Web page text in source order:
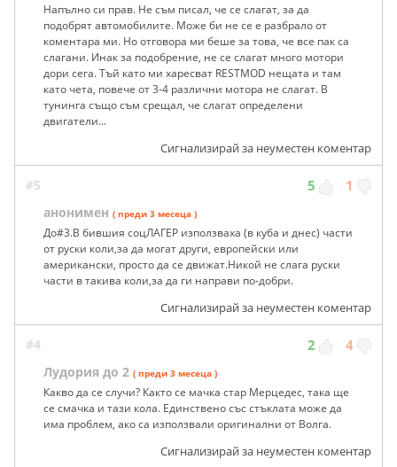
Напълно си прав. Не съм писал, че се слагат, за да
подобрят автомобилите. Може би не се е разбрало от
коментара ми. Но отговора ми беше за това, че все пак са
слагани. Инак за подобрение, не се слагат много мотори
дори сега. Тъй като ми харесват RESTMOD нещата и там
като чета, повече от 3-4 различни мотора не слагат. В
тунинга също съм срещал, че слагат определени
двигатели...
Сигнализирай за неуместен коментар
#5 5 1
анонимен ( преди 3 месеца )
До#3.В бившия соцЛАГЕР използваха (в куба и днес) части
от руски коли,за да могат други, европейски или
американски, просто да се движат.Никой не слага руски
части в такива коли,за да ги направи по-добри.
Сигнализирай за неуместен коментар
#4 2 4
Лудория до 2 ( преди 3 месеца )
Какво да се случи? Както се мачка стар Мерцедес, така ще
се смачка и тази кола. Единствено със стъклата може да
има проблем, ако са използвали оригинални от Волга.
Сигнализирай за неуместен коментар